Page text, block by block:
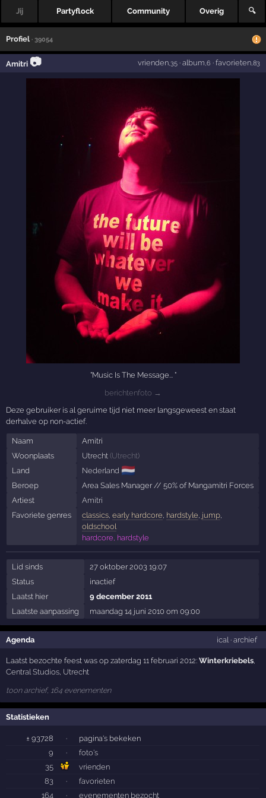
Jij Partyflock Community Overig 🔍
Profiel · 39054
Amitri 📷 vrienden,35· album ,6 · favorieten,83
"Music Is The Message... "
berichtenfoto →
Deze gebruiker is al geruime tijd niet meer langsgeweest en staat
derhalve op non-actief.
Naam
Amitri
Woonplaats
Utrecht (Utrecht)
Land
Nederland 🇳🇱
Beroep
Area Sales Manager // 50% of Mangamitri Forces
Artiest
Amitri
Favoriete genres
classics, early hardcore, hardstyle, jump,
oldschool
hardcore, hardstyle
Lid sinds
27 oktober 2003 19:07
Status
inactief
Laatst hier
9 december 2011
Laatste aanpassing
maandag 14 juni 2010 om 09:00
Agenda ical· archief
Laatst bezochte feest was op zaterdag 11 februari 2012:Winterkriebels
Central Studios Utrecht
toon archief, 164 evenementen
Statistieken
± 93728 ·
pagina's bekeken
9
·
foto's
35
vrienden
83
·
favorieten
164
· evenementen bezocht